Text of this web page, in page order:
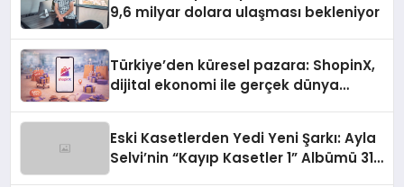
9,6 milyar dolara ulaşması bekleniyor
Türkiye’den küresel pazara: ShopinX,
dijital ekonomi ile gerçek dünya
Eski Kasetlerden Yedi Yeni Şarkı: Ayla
Selvi’nin “Kayıp Kasetler 1” Albümü 31